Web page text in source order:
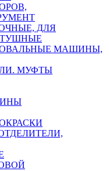
ДЛЯ
МАШИНЫ,
МУФТЫ